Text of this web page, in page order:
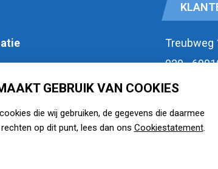
GEBRUIK VAN COOKIES
die wij gebruiken, de gegevens die daarmee
op dit punt, lees dan ons Cookiestatement.
voorwaarden
Treubweg
020 -
zie